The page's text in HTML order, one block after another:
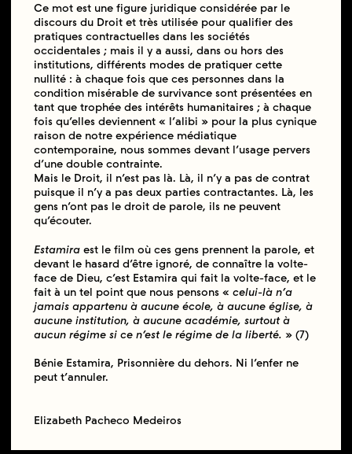
Ce mot est une figure juridique considérée par le
discours du Droit et très utilisée pour qualifier des
pratiques contractuelles dans les sociétés
occidentales ; mais il y a aussi, dans ou hors des
institutions, différents modes de pratiquer cette
nullité : à chaque fois que ces personnes dans la
condition misérable de survivance sont présentées en
tant que trophée des intérêts humanitaires ; à chaque
fois qu’elles deviennent « l’alibi » pour la plus cynique
raison de notre expérience médiatique
contemporaine, nous sommes devant l’usage pervers
d’une double contrainte.
Mais le Droit, il n’est pas là. Là, il n’y a pas de contrat
puisque il n’y a pas deux parties contractantes. Là, les
gens n’ont pas le droit de parole, ils ne peuvent
qu’écouter.
Estamiraest le film où ces gens prennent la parole, et
devant le hasard d’être ignoré, de connaître la volte-
face de Dieu, c’est Estamira qui fait la volte-face, et le
fait à un tel point que nous pensons « celui-là n’a
jamais appartenu à aucune école, à aucune église, à
aucune institution, à aucune académie, surtout à
aucun régime si ce n’est le régime de la liberté. » (7)
Bénie Estamira, Prisonnière du dehors. Ni l’enfer ne
peut t’annuler.
Elizabeth Pacheco Medeiros